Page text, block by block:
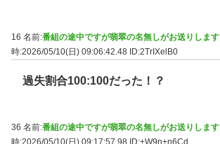
16 名前:番組の途中ですが翡翠の名無しがお送りします
時:2026/05/10(日) 09:06:42.48 ID:2TrIXelB0
過失割合100:100だった！？
36 名前:番組の途中ですが翡翠の名無しがお送りします
時:2026/05/10(日) 09:17:57.98 ID:+W9n+n6Cd